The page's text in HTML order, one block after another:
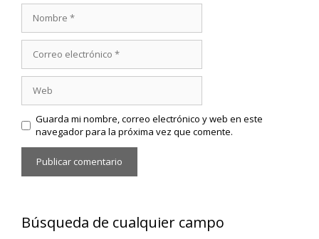
electrónico
Guarda mi nombre, correo electrónico y web en este
navegador para la próxima vez que comente.
Búsqueda de cualquier campo